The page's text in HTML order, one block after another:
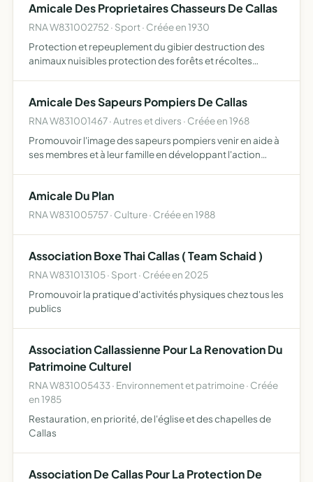
Amicale Des Proprietaires Chasseurs De Callas
RNA W831002752 · Sport · Créée en 1930
Protection et repeuplement du gibier destruction des
animaux nuisibles protection des forêts et récoltes
Amicale Des Sapeurs Pompiers De Callas
RNA W831001467 · Autres et divers · Créée en 1968
Promouvoir l'image des sapeurs pompiers venir en aide à
ses membres et à leur famille en développant l'action
faire…
Amicale Du Plan
RNA W831005757 · Culture · Créée en 1988
Association Boxe Thai Callas ( Team Schaid )
RNA W831013105 · Sport · Créée en 2025
Promouvoir la pratique d'activités physiques chez tous les
publics
Association Callassienne Pour La Renovation Du
Patrimoine Culturel
RNA W831005433 · Environnement et patrimoine · Créée
en 1985
Restauration, en priorité, de l'église et des chapelles de
Callas
Association De Callas Pour La Protection De